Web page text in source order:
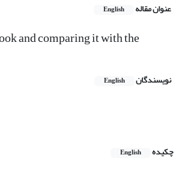
عنوان مقاله English
and comparing it with the
نویسندگان English
چکیده
English